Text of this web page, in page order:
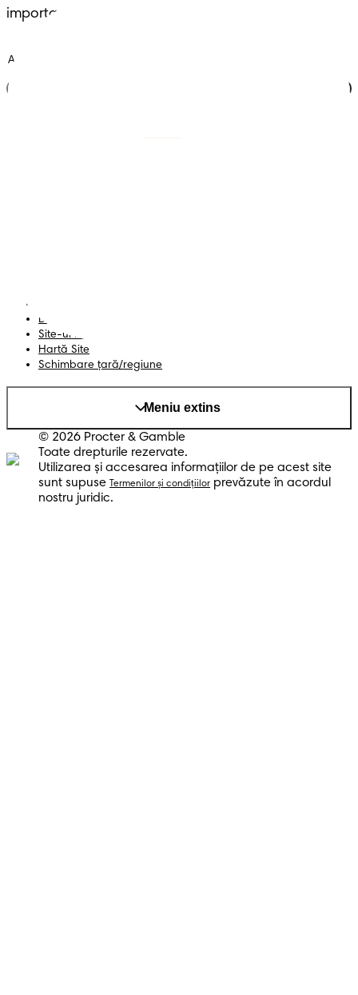
importante ale vieții.
Datele Mele
Site-ul PG
Hartă Site
Schimbare ţară/regiune
Meniu extins
© 2026 Procter & Gamble
Toate drepturile rezervate.
Utilizarea şi accesarea informaţiilor de pe acest site
sunt supuse
Termenilor şi condiţiilor prevăzute în acordul
nostru juridic.